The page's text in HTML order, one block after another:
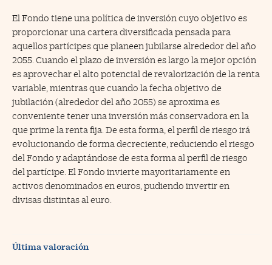
El Fondo tiene una política de inversión cuyo objetivo es
proporcionar una cartera diversificada pensada para
aquellos partícipes que planeen jubilarse alrededor del año
2055. Cuando el plazo de inversión es largo la mejor opción
es aprovechar el alto potencial de revalorización de la renta
variable, mientras que cuando la fecha objetivo de
jubilación (alrededor del año 2055) se aproxima es
conveniente tener una inversión más conservadora en la
que prime la renta fija. De esta forma, el perfil de riesgo irá
evolucionando de forma decreciente, reduciendo el riesgo
del Fondo y adaptándose de esta forma al perfil de riesgo
del partícipe. El Fondo invierte mayoritariamente en
activos denominados en euros, pudiendo invertir en
divisas distintas al euro.
Última valoración